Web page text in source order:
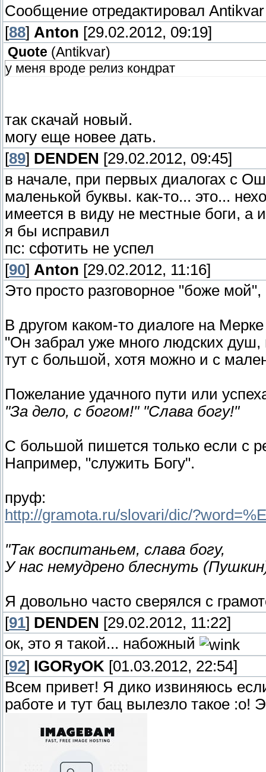
Сообщение отредактировал Antikvar
[88] Anton [29.02.2012, 09:19]
Quote (Antikvar)
у меня вроде релиз кондрат
так скачай новый.
могу еще новее дать.
[89] DENDEN [29.02.2012, 09:45]
в начале, при первых диалогах с
маленькой буквы. как-то... это...
имеется в виду не местные боги, а
я бы исправил
пс: сфотить не успел
[90] Anton [29.02.2012, 11:16]
Это просто разговорное "боже
В другом каком-то диалоге на Мерке
"Он забрал уже много людских душ,
тут с большой, хотя можно и с
Пожелание удачного пути или
"За дело, с богом!" "Слава богу!"
С большой пишется только если с
Например, "служить Богу".
пруф:
http://gramota.ru/slovari/dic/
"Так воспитаньем, слава богу,
У нас немудрено блеснуть
Я довольно часто сверялся с
[91] DENDEN [29.02.2012, 11:22]
ок, это я такой... набожный
[92] IGORyOK [01.03.2012, 22:54]
Всем привет! Я дико извиняюсь
работе и тут бац вылезло такое :o!